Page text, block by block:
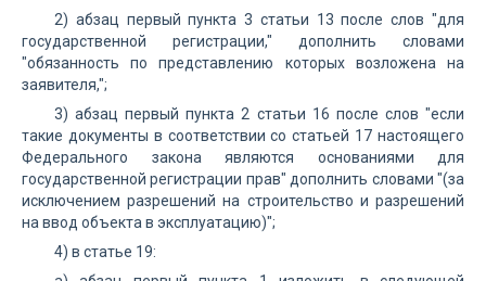
2) абзац первый пункта 3 статьи 13 после слов "для
государственной регистрации," дополнить словами
"обязанность по представлению которых возложена на
заявителя,";
3) абзац первый пункта 2 статьи 16 после слов "если
такие документы в соответствии со статьей 17 настоящего
Федерального закона являются основаниями для
государственной регистрации прав" дополнить словами "(за
исключением разрешений на строительство и разрешений
на ввод объекта в эксплуатацию)";
4) в статье 19: